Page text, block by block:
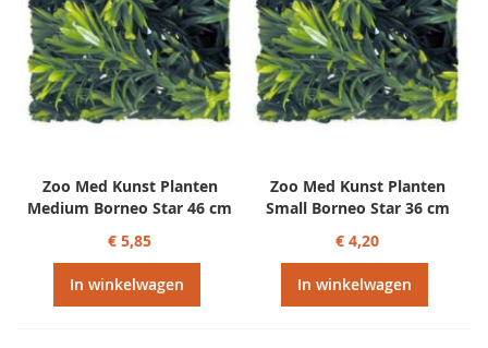
Zoo Med Kunst Planten
Medium Borneo Star 46 cm
€ 5,85
In winkelwagen
Zoo Med Kunst Planten
Small Borneo Star 36 cm
€ 4,20
In winkelwagen